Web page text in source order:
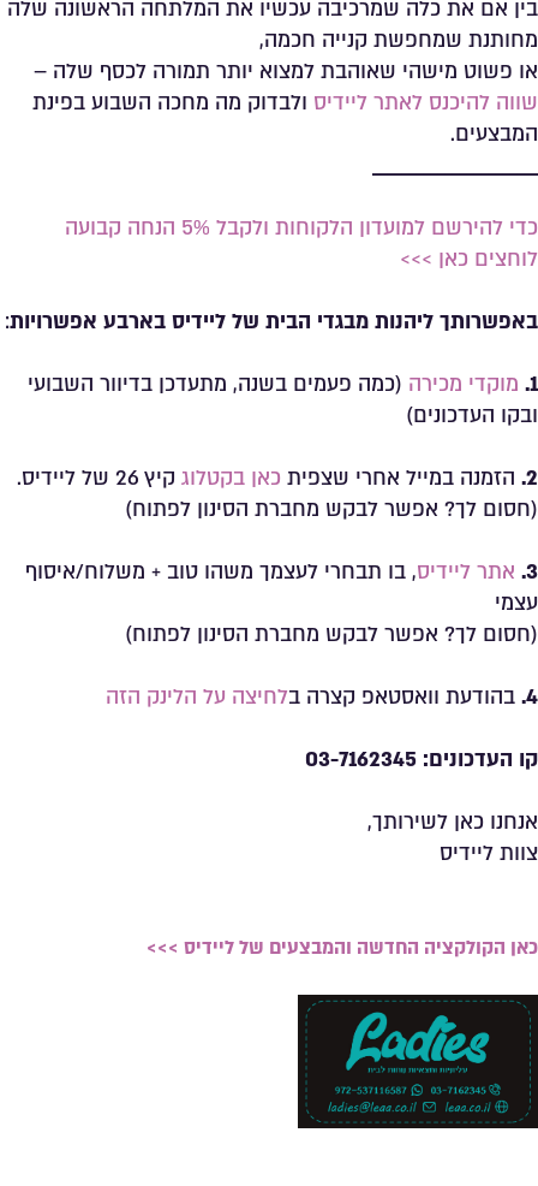
בין אם את כלה שמרכיבה עכשיו את המלתחה הראשונה שלה
מחותנת שמחפשת קנייה חכמה,
או פשוט מישהי שאוהבת למצוא יותר תמורה לכסף שלה –
שווה להיכנס לאתר ליידיס ולבדוק מה מחכה השבוע בפינת
המבצעים.
כדי להירשם למועדון הלקוחות ולקבל 5% הנחה קבועה
לוחצים כאן >>>
באפשרותך ליהנות מבגדי הבית של ליידיס בארבע אפשרויות:
1. מוקדי מכירה (כמה פעמים בשנה, מתעדכן בדיוור השבועי
ובקו העדכונים)
2. הזמנה במייל אחרי שצפית כאן בקטלוג קיץ 26 של ליידיס.
(חסום לך? אפשר לבקש מחברת הסינון לפתוח)
3. אתר ליידיס, בו תבחרי לעצמך משהו טוב + משלוח/איסוף
עצמי
(חסום לך? אפשר לבקש מחברת הסינון לפתוח)
4. בהודעת וואסטאפ קצרה בלחיצה על הלינק הזה
קו העדכונים: 03-7162345
אנחנו כאן לשירותך,
צוות ליידיס
כאן הקולקציה החדשה והמבצעים של ליידיס >>>